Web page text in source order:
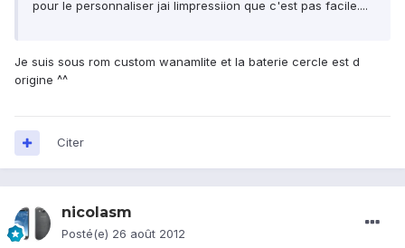
pour le personnaliser jai limpressiion que c'est pas facile....
Je suis sous rom custom wanamlite et la baterie cercle est d
origine ^^
Citer
nicolasm
Posté(e) 26 août 2012